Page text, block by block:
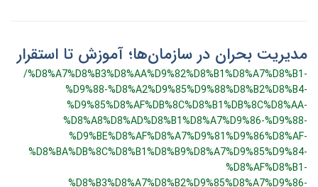
مدیریت بحران در سازمان‌ها؛ آموزش تا استقرار
/%D8%A7%D8%B3%D8%AA%D9%82%D8%B1%D8%A7%D8%B1-
%D9%88-%D8%A2%D9%85%D9%88%D8%B2%D8%B4-
%D9%85%D8%AF%DB%8C%D8%B1%DB%8C%D8%AA-
%D8%A8%D8%AD%D8%B1%D8%A7%D9%86-%D9%88-
%D9%BE%D8%AF%D8%A7%D9%81%D9%86%D8%AF-
%D8%BA%DB%8C%D8%B1%D8%B9%D8%A7%D9%85%D9%84-
%D8%AF%D8%B1-
%D8%B3%D8%A7%D8%B2%D9%85%D8%A7%D9%86-